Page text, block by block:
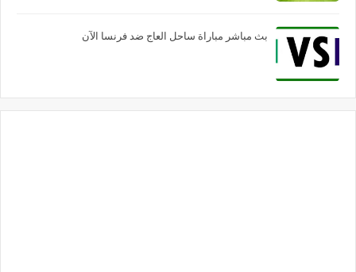
بث مباشر مباراة ساحل العاج ضد فرنسا الآن